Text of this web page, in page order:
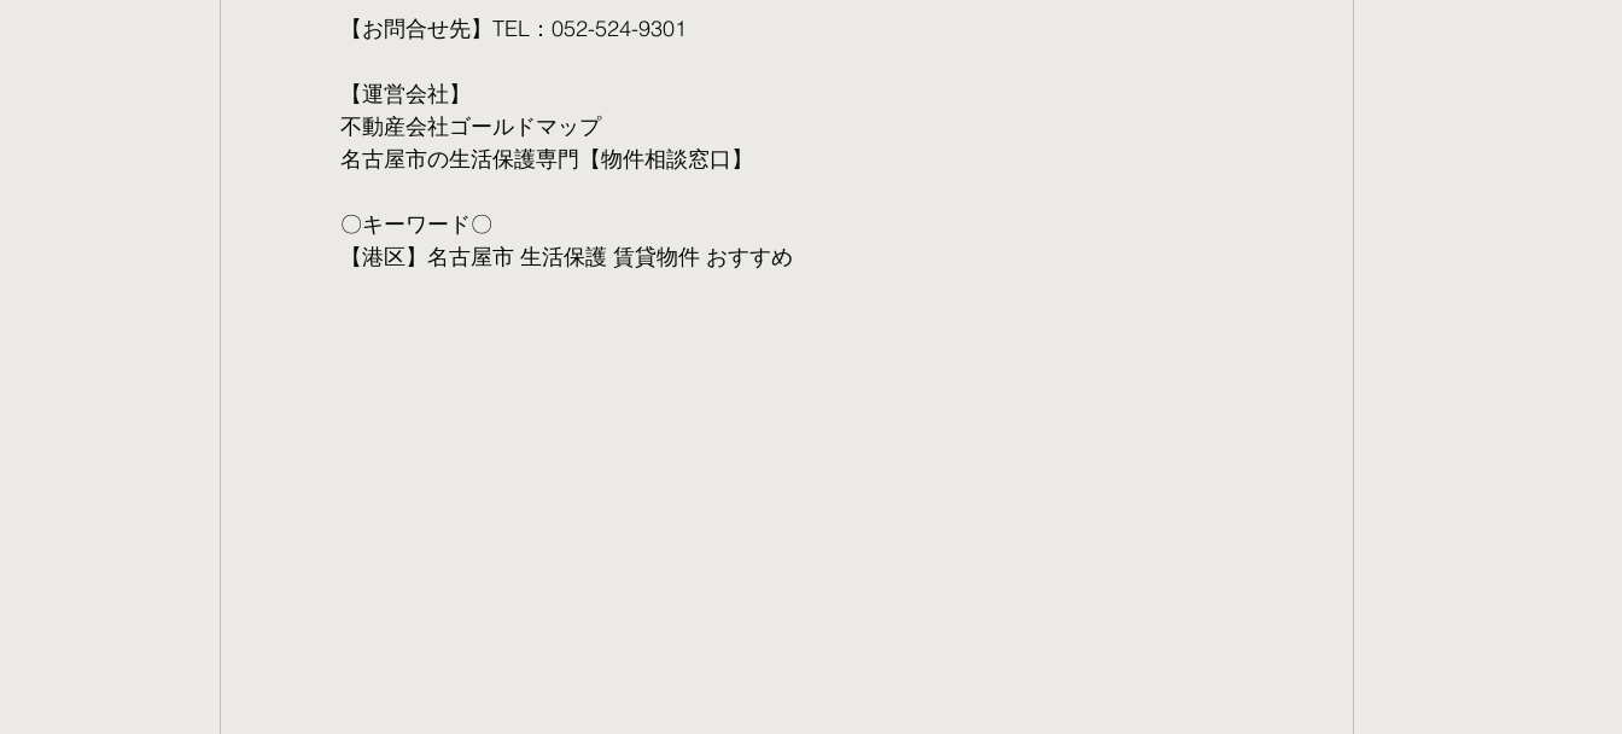
【お問合せ先】TEL：052-524-9301
【運営会社】
不動産会社ゴールドマップ
名古屋市の生活保護専門【物件相談窓口】
〇キーワード〇
【港区】名古屋市 生活保護 賃貸物件 おすすめ